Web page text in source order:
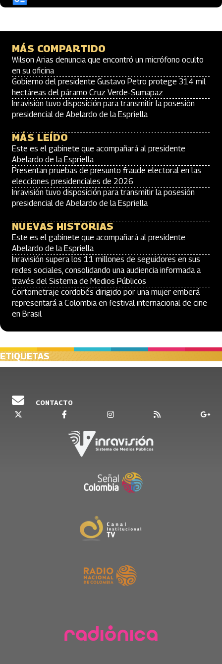
MÁS COMPARTIDO
Wilson Arias denuncia que encontró un micrófono oculto
en su oficina
Gobierno del presidente Gustavo Petro protege 314 mil
hectáreas del páramo Cruz Verde-Sumapaz
Inravisión tuvo disposición para transmitir la posesión
presidencial de Abelardo de la Espriella
MÁS LEÍDO
Este es el gabinete que acompañará al presidente
Abelardo de la Espriella
Presentan pruebas de presunto fraude electoral en las
elecciones presidenciales de 2026
Inravisión tuvo disposición para transmitir la posesión
presidencial de Abelardo de la Espriella
NUEVAS HISTORIAS
Este es el gabinete que acompañará al presidente
Abelardo de la Espriella
Inravisión supera los 11 millones de seguidores en sus
redes sociales, consolidando una audiencia informada a
través del Sistema de Medios Públicos
Cortometraje cordobés dirigido por una mujer emberá
representará a Colombia en festival internacional de cine
en Brasil
ETIQUETAS
CONTACTO